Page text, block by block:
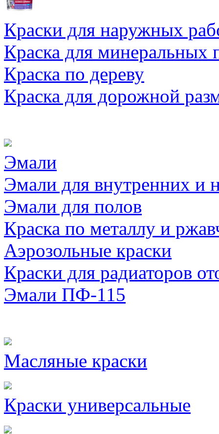
Краски для наружных
Краска для минеральных
Краска по дереву
Краска для дорожной
Эмали
Эмали для внутренних и
Эмали для полов
Краска по металлу и
Аэрозольные краски
Краски для радиаторов
Эмали ПФ-115
Масляные краски
Краски универсальные